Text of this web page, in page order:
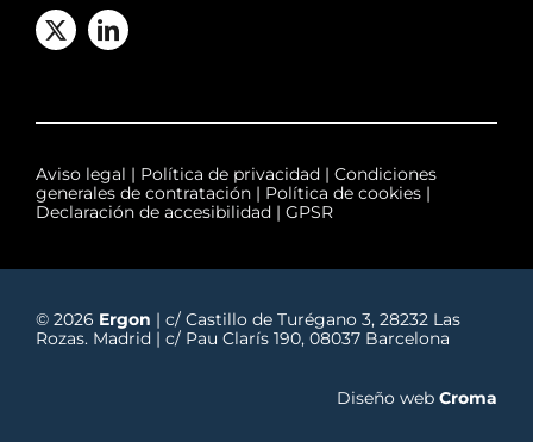
Aviso legal | Política de privacidad | Condiciones
generales de contratación| Política de cookies|
Declaración de accesibilidad| GPSR
© 2026 Ergon | c/ Castillo de Turégano 3, 28232 Las
Rozas. Madrid | c/ Pau Clarís 190, 08037 Barcelona
Diseño webCroma